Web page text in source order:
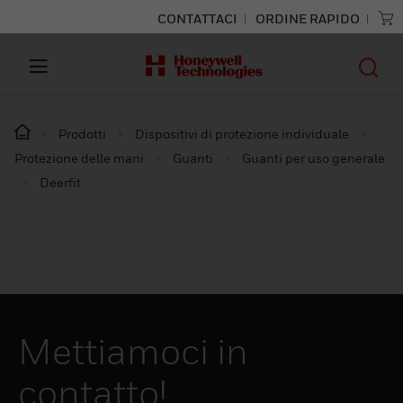
CONTATTACI ORDINE RAPIDO
Prodotti
Dispositivi di protezione individuale
Protezione delle mani
Guanti
Guanti per uso generale
Deerfit
Mettiamoci in
contatto!